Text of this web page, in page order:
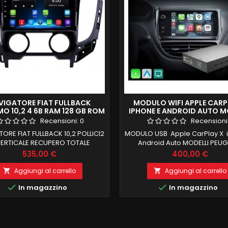
FIAT FULLBACK
10,2 4 6B RAM 128 GB ROM
GIANTECH PREMIUM
Recensioni: 0
FIAT FULLBACK 10,2 POLLICI2
RECUPERO TOTALE
DI BORDO E COMANDI AL
6GB RAM 128 GB ROM +
PROCESSORE OCTACORE
SIM 4G CARPLAY E ANDROID
RECUPERO CAMERA DI
ANDROID 11
Prezzo
535,00 €
 Aggiungi al carrello
 In magazzino
MODULO WIFI APPLE
IPHONE E ANDROID AUTO
CITROEN E PEUGEOT
POSTERIORE E
Recensioni:
MODULO USB Apple CarPlay X
Android Auto MODELLI
INGRESSO CAMERA
POSTERIORE INSTALLAZIONE
Wireless Apple CarPlay
compatibili: Per Peugeot
2014-2017Per Peugeot
2015-2017Per
Prezzo
400,00 €
 Aggiungi al carrello
 In magazzino